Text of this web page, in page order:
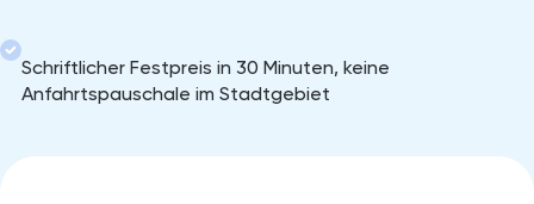
Schriftlicher Festpreis in 30 Minuten, keine
Anfahrtspauschale im Stadtgebiet